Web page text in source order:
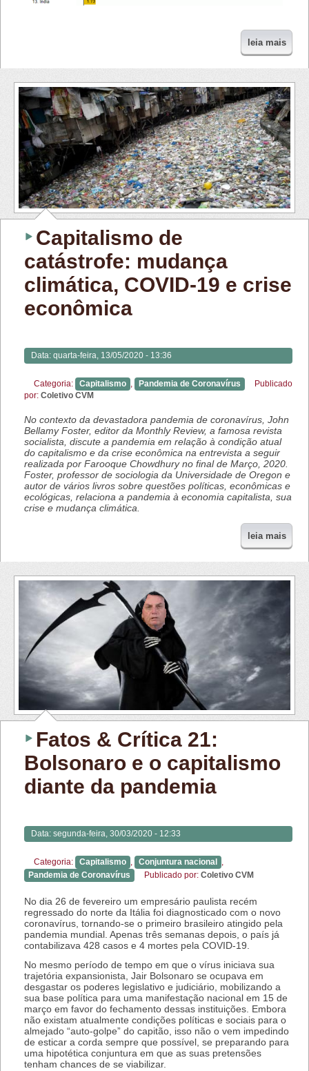
leia mais
Capitalismo de
catástrofe: mudança
climática, COVID-19 e crise
econômica
Data: quarta-feira, 13/05/2020 - 13:36
Categoria: Capitalismo Pandemia de Coronavírus
Publicado
por: Coletivo CVM
No contexto da devastadora pandemia de coronavírus, John
Bellamy Foster, editor da Monthly Review, a famosa revista
socialista, discute a pandemia em relação à condição atual
do capitalismo e da crise econômica na entrevista a seguir
realizada por Farooque Chowdhury no final de Março, 2020.
Foster, professor de sociologia da Universidade de Oregon e
autor de vários livros sobre questões políticas, econômicas e
ecológicas, relaciona a pandemia à economia capitalista, sua
crise e mudança climática.
leia mais
Fatos & Crítica 21:
Bolsonaro e o capitalismo
diante da pandemia
Data: segunda-feira, 30/03/2020 - 12:33
Categoria: Capitalismo Conjuntura nacional
Pandemia de Coronavírus
Publicado por: Coletivo CVM
No dia 26 de fevereiro um empresário paulista recém
regressado do norte da Itália foi diagnosticado com o novo
coronavírus, tornando-se o primeiro brasileiro atingido pela
pandemia mundial. Apenas três semanas depois, o país já
contabilizava 428 casos e 4 mortes pela COVID-19.
No mesmo período de tempo em que o vírus iniciava sua
trajetória expansionista, Jair Bolsonaro se ocupava em
desgastar os poderes legislativo e judiciário, mobilizando a
sua base política para uma manifestação nacional em 15 de
março em favor do fechamento dessas instituições. Embora
não existam atualmente condições políticas e sociais para o
almejado “auto-golpe” do capitão, isso não o vem impedindo
de esticar a corda sempre que possível, se preparando para
uma hipotética conjuntura em que as suas pretensões
tenham chances de se viabilizar.